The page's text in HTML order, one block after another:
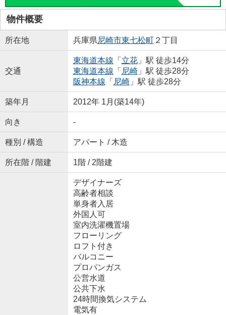
物件概要
所在地 兵庫県尼崎市東七松町２丁目
交通
東海道本線 「 立花」駅 徒歩14分
東海道本線 「 尼崎」駅 徒歩28分
阪神本線 「 尼崎」駅 徒歩28分
築年月 2012年 1月(築14年)
向き -
種別 / 構造 アパート / 木造
所在階 / 階建 1階 / 2階建
デザイナーズ
高齢者相談
単身者入居
外国人可
室内洗濯機置場
フローリング
ロフト付き
バルコニー
プロパンガス
公営水道
公共下水
24時間換気システム
電気有